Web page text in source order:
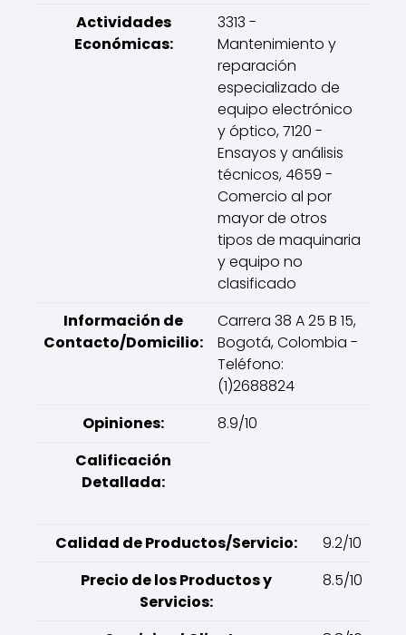
Actividades
Económicas:
3313 -
Mantenimiento y
reparación
especializado de
equipo electrónico
y óptico, 7120 -
Ensayos y análisis
técnicos, 4659 -
Comercio al por
mayor de otros
tipos de maquinaria
y equipo no
clasificado
Información de
Contacto/Domicilio:
Carrera 38 A 25 B 15,
Bogotá, Colombia -
Teléfono:
(1)2688824
Opiniones:
8.9/10
Calificación
Detallada:
Calidad de Productos/Servicio:
9.2/10
Precio de los Productos y
Servicios:
8.5/10